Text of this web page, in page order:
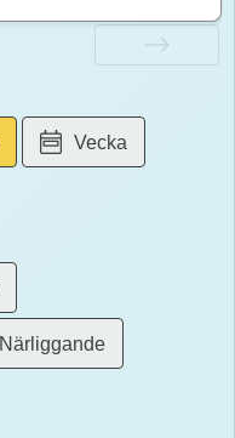
Vecka
Närliggande